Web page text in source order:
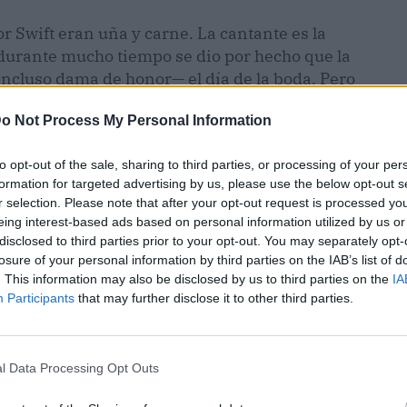
Not Process My Personal Information
opt-out of the sale, sharing to third parties, or processing of your
for targeted advertising by us, please use the below opt-out
selection. Please note that after your opt-out request is processed
interest-based ads based on personal information utilized by us
to third parties prior to your opt-out. You may separately
of your personal information by third parties on the IAB’s list of
This information may also be disclosed by us to third parties on the
Participants that may further disclose it to other third parties.
Data Processing Opt Outs
Swift eran uña y carne. La cantante es la
mucho tiempo se dio por hecho que la
dama de honor— el día de la boda. Pero
más cercano.
bajo cero. Según fuentes cercanas al
y Ryan ya no figuran en la lista de invitados
el próximo mes. Y ellos lo saben. De ahí que